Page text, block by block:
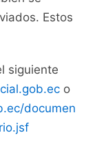
Estos
siguiente
o
documen